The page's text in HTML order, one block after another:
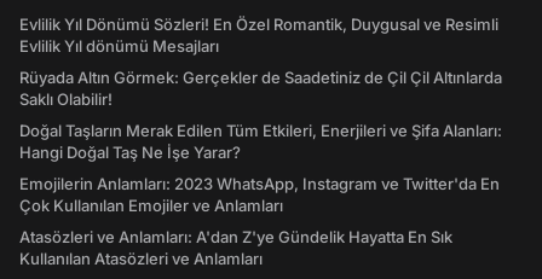
Evlilik Yıl Dönümü Sözleri! En Özel Romantik, Duygusal ve Resimli
Evlilik Yıl dönümü Mesajları
Rüyada Altın Görmek: Gerçekler de Saadetiniz de Çil Çil Altınlarda
Saklı Olabilir!
Doğal Taşların Merak Edilen Tüm Etkileri, Enerjileri ve Şifa Alanları:
Hangi Doğal Taş Ne İşe Yarar?
Emojilerin Anlamları: 2023 WhatsApp, Instagram ve Twitter'da En
Çok Kullanılan Emojiler ve Anlamları
Atasözleri ve Anlamları: A'dan Z'ye Gündelik Hayatta En Sık
Kullanılan Atasözleri ve Anlamları